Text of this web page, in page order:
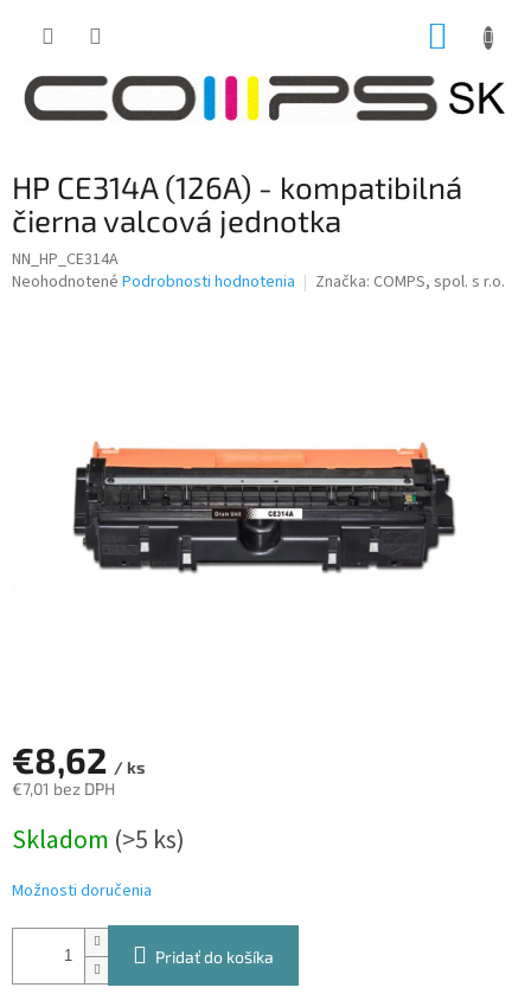
HP CE314A (126A) - kompatibilná
čierna valcová jednotka
NN_HP_CE314A
Priemerné
hviezdičiek.
Neohodnotené Podrobnosti hodnotenia Značka: COMPS, spol. s r.o.
€8,62 / ks
€7,01 bez DPH
cena:
Skladom (>5 ks)
Možnosti doručenia
Pridať do košíka